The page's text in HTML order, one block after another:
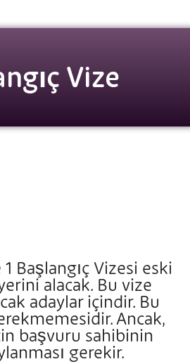
Vize
Başlangıç Vizesi eski
alacak. Bu vize
adaylar içindir. Bu
Ancak,
başvuru sahibinin
gerekir.